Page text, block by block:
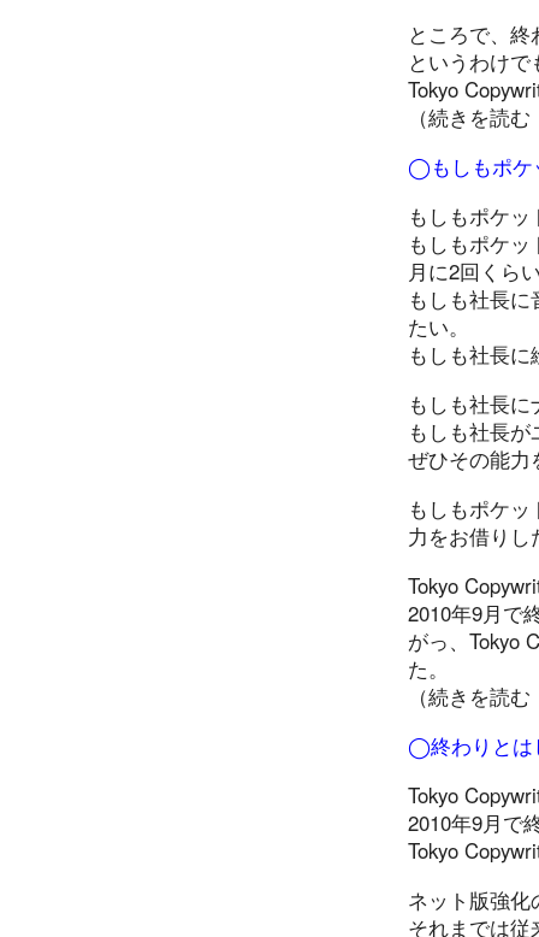
ところで、
というわけ
Tokyo
（続きを読む
◯もしもポケ
もしもポケ
もしもポケ
月に2回くら
もしも社長
たい。
もしも社長
もしも社長
もしも社長
ぜひその能力
もしもポケ
力をお借りし
Tokyo
2010年9月で
がっ、Tokyo
た。
（続きを読む
◯終わりとは
Tokyo
2010年9月で
Tokyo
ネット版強
それまでは